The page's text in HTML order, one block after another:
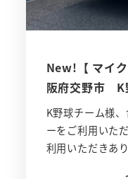
New!【 マイ
阪府交野市 K
K野球チーム様
ーをご利用いた
利用いただきあ